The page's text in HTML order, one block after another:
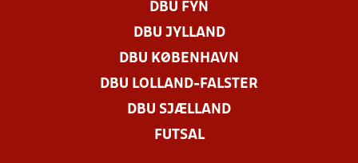
DBU FYN
DBU JYLLAND
DBU KØBENHAVN
DBU LOLLAND-FALSTER
DBU SJÆLLAND
FUTSAL